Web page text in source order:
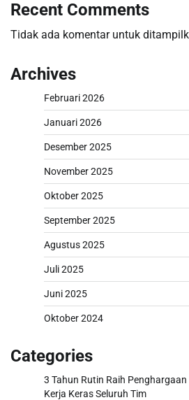
Recent Comments
Tidak ada komentar untuk
Archives
Februari 2026
Januari 2026
Desember 2025
November 2025
Oktober 2025
September 2025
Agustus 2025
Juli 2025
Juni 2025
Oktober 2024
Categories
3 Tahun Rutin Raih
Kerja Keras Seluruh Tim